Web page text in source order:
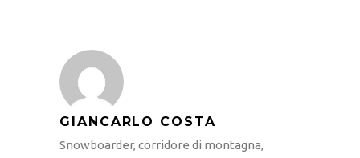
GIANCARLO COSTA
Snowboarder, corridore di montagna,